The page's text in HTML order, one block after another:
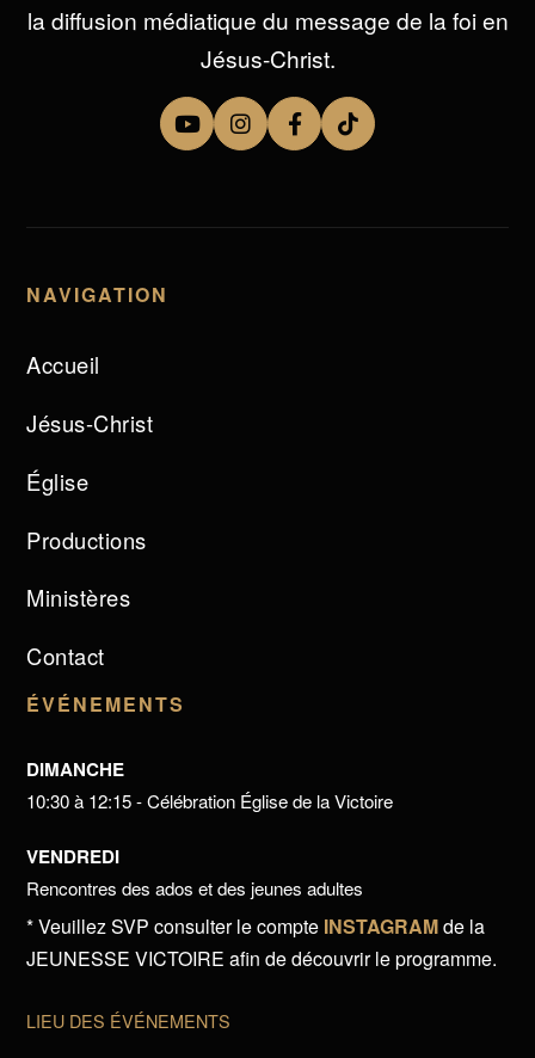
la diffusion médiatique du message de la foi en
Jésus-Christ.
NAVIGATION
Accueil
Jésus-Christ
Église
Productions
Ministères
Contact
ÉVÉNEMENTS
DIMANCHE
10:30 à 12:15 - Célébration Église de la Victoire
VENDREDI
Rencontres des ados et des jeunes adultes
* Veuillez SVP consulter le compte INSTAGRAMde la
JEUNESSE VICTOIRE afin de découvrir le programme.
LIEU DES ÉVÉNEMENTS